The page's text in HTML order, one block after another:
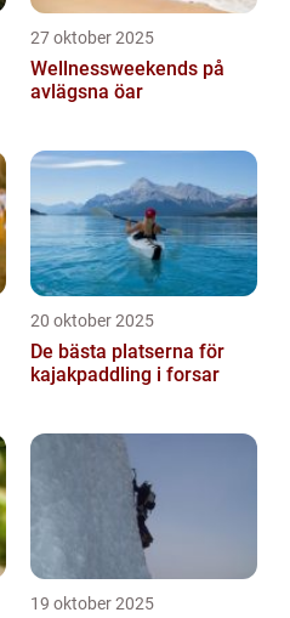
27 oktober 2025
Wellnessweekends på
avlägsna öar
20 oktober 2025
De bästa platserna för
kajakpaddling i forsar
19 oktober 2025